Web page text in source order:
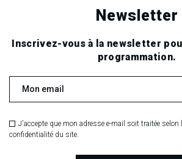
Newsletter
Inscrivez-vous à la newsletter
programmation.
J'accepte que mon adresse e-mail soit traitée selon
confidentialité du site.
...